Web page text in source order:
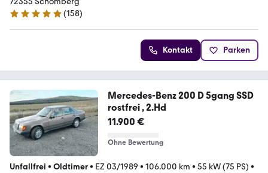
4.9 Sterne
(158)
Kontakt Parken
Mercedes-Benz 200 D 5gang SSD
rostfrei , 2.Hd
11.900 €
Ohne Bewertung
Unfallfrei • Oldtimer• EZ 03/1989 • 106.000 km • 55 kW (75 PS) •